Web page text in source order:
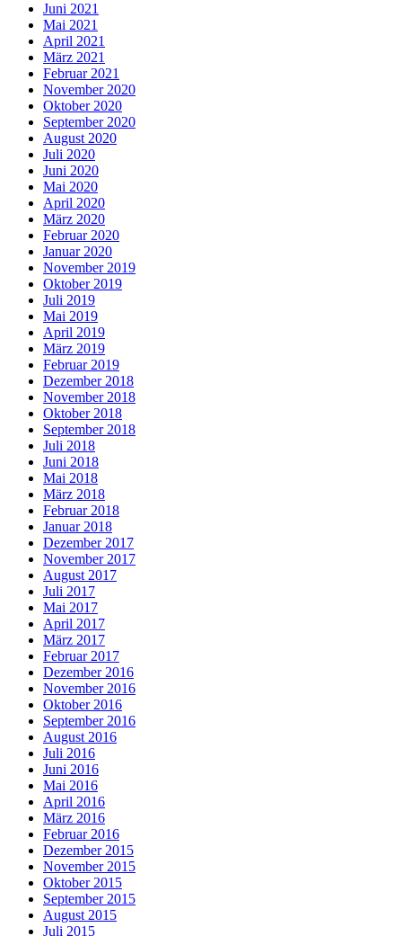
Juni 2021
Mai 2021
April 2021
März 2021
Februar 2021
November 2020
Oktober 2020
September 2020
August 2020
Juli 2020
Juni 2020
Mai 2020
April 2020
März 2020
Februar 2020
Januar 2020
November 2019
Oktober 2019
Juli 2019
Mai 2019
April 2019
März 2019
Februar 2019
Dezember 2018
November 2018
Oktober 2018
September 2018
Juli 2018
Juni 2018
Mai 2018
März 2018
Februar 2018
Januar 2018
Dezember 2017
November 2017
August 2017
Juli 2017
Mai 2017
April 2017
März 2017
Februar 2017
Dezember 2016
November 2016
Oktober 2016
September 2016
August 2016
Juli 2016
Juni 2016
Mai 2016
April 2016
März 2016
Februar 2016
Dezember 2015
November 2015
Oktober 2015
September 2015
August 2015
Juli 2015